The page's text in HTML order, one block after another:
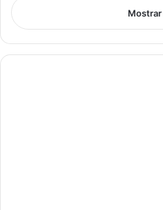
Mostrar